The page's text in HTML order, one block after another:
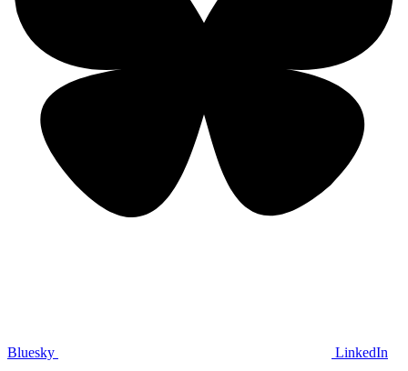
Bluesky LinkedIn